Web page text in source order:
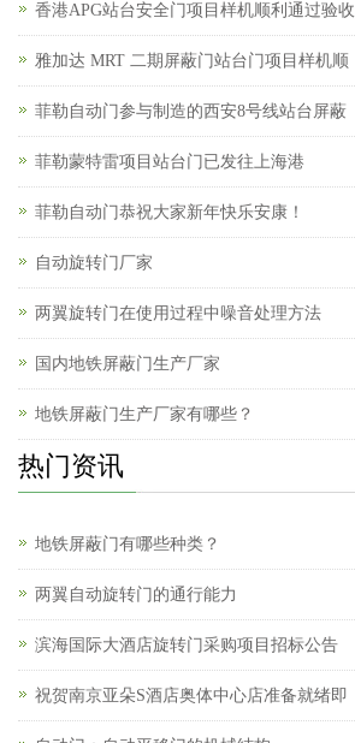
香港APG站台安全门项目样机顺利通过验收
雅加达 MRT 二期屏蔽门站台门项目样机顺
菲勒自动门参与制造的西安8号线站台屏蔽
菲勒蒙特雷项目站台门已发往上海港
菲勒自动门恭祝大家新年快乐安康！
自动旋转门厂家
两翼旋转门在使用过程中噪音处理方法
国内地铁屏蔽门生产厂家
地铁屏蔽门生产厂家有哪些？
热门资讯
地铁屏蔽门有哪些种类？
两翼自动旋转门的通行能力
滨海国际大酒店旋转门采购项目招标公告
祝贺南京亚朵S酒店奥体中心店准备就绪即